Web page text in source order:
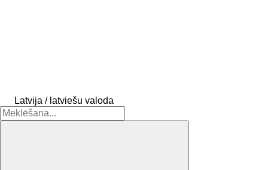
Latvija / latviešu valoda